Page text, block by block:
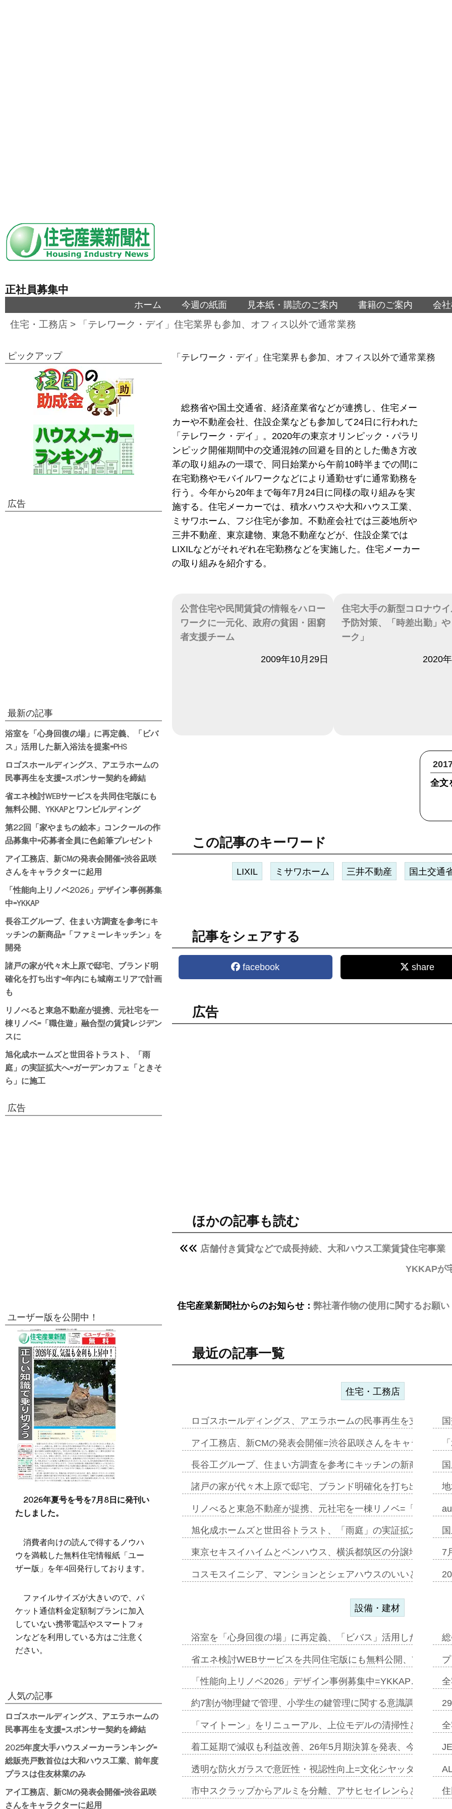
正社員募集中
ホーム 今週の紙面 見本紙・購読のご案内 書籍のご案内 会
住宅・工務店 > 「テレワーク・デイ」住宅業界も参加、オフィス以外で通常業務
「テレワーク・デイ」住宅業界も参加、オフィス以外で通常業務
総務省や国土交通省、経済産業省などが連携し、住宅メー
カーや不動産会社、住設企業なども参加して24日に行われた
「テレワーク・デイ」。2020年の東京オリンピック・パラリ
ンピック開催期間中の交通混雑の回避を目的とした働き方改
革の取り組みの一環で、同日始業から午前10時半までの間に
在宅勤務やモバイルワークなどにより通勤せずに通常勤務を
行う。今年から20年まで毎年7月24日に同様の取り組みを実
施する。住宅メーカーでは、積水ハウスや大和ハウス工業、
ミサワホーム、フジ住宅が参加。不動産会社では三菱地所や
三井不動産、東京建物、東急不動産などが、住設企業では
LIXILなどがそれぞれ在宅勤務などを実施した。住宅メーカー
の取り組みを紹介する。
公営住宅や民間賃貸の情報をハロー
ワークに一元化、政府の貧困・困窮
者支援チーム
2009年10月29日
住宅大手の新型コロナウ
予防対策、「時差出勤」
ーク」
2020
全文
この記事のキーワード
LIXIL ミサワホーム 三井不動産 国土交通
記事をシェアする
facebook share
広告
ほかの記事も読む
店舗付き賃貸などで成長持続、大和ハウス工業賃貸住宅事業
YKKAPが
住宅産業新聞社からのお知らせ： 弊社著作物の使用に関するお願い
最近の記事一覧
住宅・工務店
ロゴスホールディングス、アエラホームの民事再生を支援=ス
アイ工務店、新CMの発表会開催=渋谷凪咲さんをキャラクタ
長谷工グループ、住まい方調査を参考にキッチンの新商品=「
諸戸の家が代々木上原で邸宅、ブランド明確化を打ち出す=年
リノべると東急不動産が提携、元社宅を一棟リノベ=「職住遊
旭化成ホームズと世田谷トラスト、「雨庭」の実証拡大へ=ガ
東京セキスイハイムとベンハウス、横浜都筑区の分譲地開発で
コスモスイニシア、マンションとシェアハウスのいいとこどり
7
設備・建材
浴室を「心身回復の場」に再定義、「ビバス」活用した新入浴
省エネ検討WEBサービスを共同住宅版にも無料公開、YKKAP
「性能向上リノベ2026」デザイン事例募集中=YKKAP…
約7割が物理鍵で管理、小学生の鍵管理に関する意識調査
「マイトーン」をリニューアル、上位モデルの清掃性と安全
着工延期で減収も利益改善、26年5月期決算を発表、今期は増
透明な防火ガラスで意匠性・視認性向上=文化シヤッター…
市中スクラップからアルミを分離、アサヒセイレンらと協働開
ピックアップ
広告
最新の記事
浴室を「心身回復の場」に再定義、「ビバ
ス」活用した新入浴法を提案=PHS
ロゴスホールディングス、アエラホームの
民事再生を支援=スポンサー契約を締結
省エネ検討WEBサービスを共同住宅版にも
無料公開、YKKAPとワンビルディング
第22回「家やまちの絵本」コンクールの作
品募集中=応募者全員に色鉛筆プレゼント
アイ工務店、新CMの発表会開催=渋谷凪咲
さんをキャラクターに起用
「性能向上リノベ2026」デザイン事例募集
中=YKKAP
長谷工グループ、住まい方調査を参考にキ
ッチンの新商品=「ファミーレキッチン」を
開発
諸戸の家が代々木上原で邸宅、ブランド明
確化を打ち出す=年内にも城南エリアで計画
も
リノべると東急不動産が提携、元社宅を一
棟リノベ=「職住遊」融合型の賃貸レジデン
スに
旭化成ホームズと世田谷トラスト、「雨
庭」の実証拡大へ=ガーデンカフェ「ときそ
ら」に施工
広告
ユーザー版を公開中！
2026年夏号を号を7月8日に発刊い
たしました。
消費者向けの読んで得するノウハ
ウを満載した無料住宅情報紙「ユー
ザー版」を年4回発行しております。
ファイルサイズが大きいので、パ
ケット通信料金定額制プランに加入
していない携帯電話やスマートフォ
ンなどを利用している方はご注意く
ださい。
人気の記事
ロゴスホールディングス、アエラホームの
民事再生を支援=スポンサー契約を締結
2025年度大手ハウスメーカーランキング=
総販売戸数首位は大和ハウス工業、前年度
プラスは住友林業のみ
アイ工務店、新CMの発表会開催=渋谷凪咲
さんをキャラクターに起用